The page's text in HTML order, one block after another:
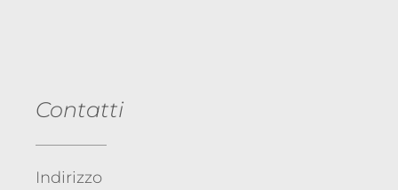
Contatti
Indirizzo